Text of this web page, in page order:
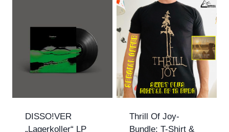
DISSO!VER
„Lagerkoller“ LP
Thrill Of Joy-
Bundle: T-Shirt &